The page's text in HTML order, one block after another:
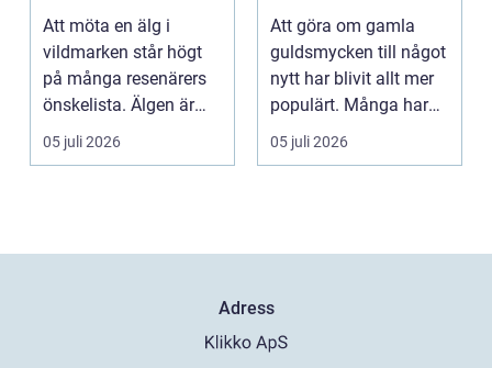
Att möta en älg i
vildmarken står högt
på många resenärers
önskelista. Älgen är
Skandinaviens ikonis...
05 juli 2026
favorit
Att göra om gamla
guldsmycken till något
nytt har blivit allt mer
populärt. Många har
ärvda ringar, ...
05 juli 2026
Adress